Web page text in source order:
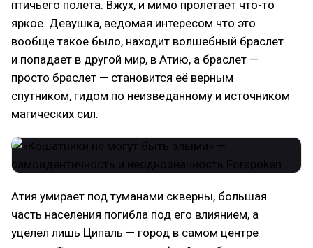
птичьего полёта. Вжух, и мимо пролетает что-то
яркое. Девушка, ведомая интересом что это
вообще такое было, находит волшебный браслет
и попадает в другой мир, в Атию, а браслет —
просто браслет — становится её верным
спутником, гидом по неизведанному и источником
магических сил.
Атия умирает под туманами скверны, большая
часть населения погибла под его влиянием, а
уцелел лишь Ципаль — город в самом центре